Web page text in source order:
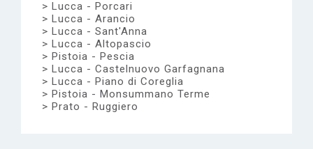
Lucca - Porcari
Lucca - Arancio
Lucca - Sant'Anna
Lucca - Altopascio
Pistoia - Pescia
Lucca - Castelnuovo Garfagnana
Lucca - Piano di Coreglia
Pistoia - Monsummano Terme
Prato - Ruggiero